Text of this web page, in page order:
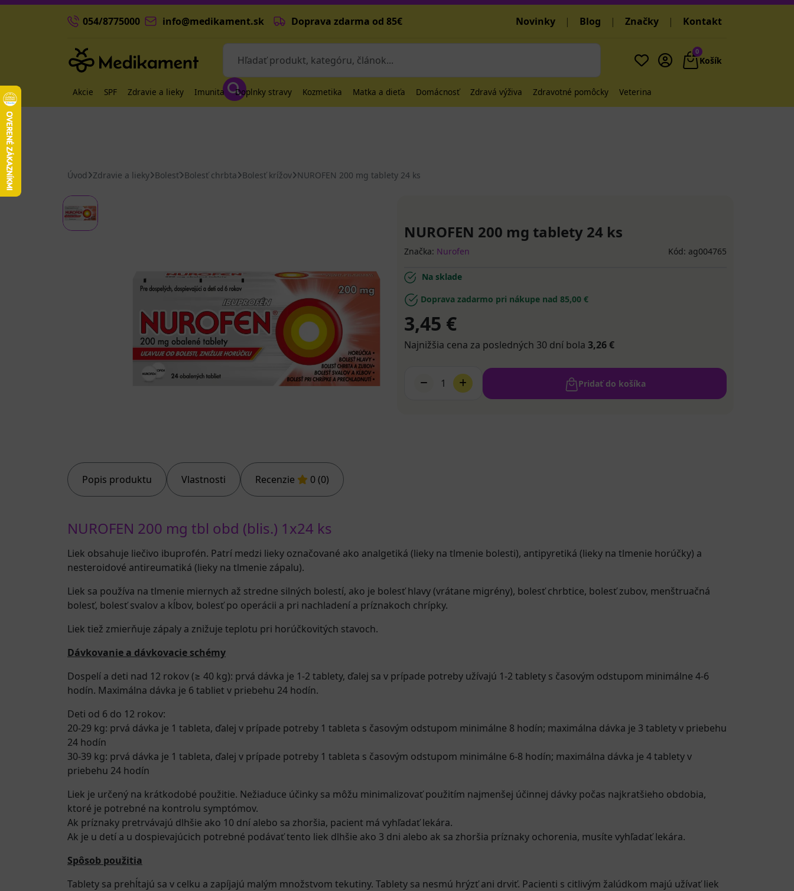
054/8775000 info@medikament.sk Doprava zdarma od 85€ Novinky | Blog | Značky | Kontakt
0
Košík
Akcie SPF Zdravie a lieky Imunita Doplnky stravy Kozmetika Matka a dieťa Domácnosť Zdravá výživa Zdravotné pomôcky Veterina
Úvod Zdravie a lieky Bolesť Bolesť chrbta Bolesť krížov NUROFEN 200 mg tablety 24 ks
Popis produktu Vlastnosti Recenzie 0 (0)
NUROFEN 200 mg tablety 24 ks
Značka: Nurofen Kód: ag004765
Na sklade
Doprava zadarmo pri nákupe nad 85,00 €
3,45 €
Najnižšia cena za posledných 30 dní bola 3,26 €
1 Pridať do košíka
NUROFEN 200 mg tbl obd (blis.) 1x24 ks
Liek obsahuje liečivo ibuprofén. Patrí medzi lieky označované ako analgetiká (lieky na tlmenie bolesti), antipyretiká (lieky na tlmenie horúčky) a
nesteroidové antireumatiká (lieky na tlmenie zápalu).
Liek sa používa na tlmenie miernych až stredne silných bolestí, ako je bolesť hlavy (vrátane migrény), bolesť chrbtice, bolesť zubov, menštruačná
bolesť, bolesť svalov a kĺbov, bolesť po operácii a pri nachladení a príznakoch chrípky.
Liek tiež zmierňuje zápaly a znižuje teplotu pri horúčkovitých stavoch.
Dávkovanie a dávkovacie schémy
Dospelí a deti nad 12 rokov (≥ 40 kg): prvá dávka je 1-2 tablety, ďalej sa v prípade potreby užívajú 1-2 tablety s časovým odstupom minimálne 4-6
hodín. Maximálna dávka je 6 tabliet v priebehu 24 hodín.
Deti od 6 do 12 rokov:
20-29 kg: prvá dávka je 1 tableta, ďalej v prípade potreby 1 tableta s časovým odstupom minimálne 8 hodín; maximálna dávka je 3 tablety v priebehu
24 hodín
30-39 kg: prvá dávka je 1 tableta, ďalej v prípade potreby 1 tableta s časovým odstupom minimálne 6-8 hodín; maximálna dávka je 4 tablety v
priebehu 24 hodín
Liek je určený na krátkodobé použitie. Nežiaduce účinky sa môžu minimalizovať použitím najmenšej účinnej dávky počas najkratšieho obdobia,
ktoré je potrebné na kontrolu symptómov.
Ak príznaky pretrvávajú dlhšie ako 10 dní alebo sa zhoršia, pacient má vyhľadať lekára.
Ak je u detí a u dospievajúcich potrebné podávať tento liek dlhšie ako 3 dni alebo ak sa zhoršia príznaky ochorenia, musíte vyhľadať lekára.
Spôsob použitia
Tablety sa prehĺtajú sa v celku a zapíjajú malým množstvom tekutiny. Tablety sa nesmú hrýzť ani drviť. Pacienti s citlivým žalúdkom majú užívať liek